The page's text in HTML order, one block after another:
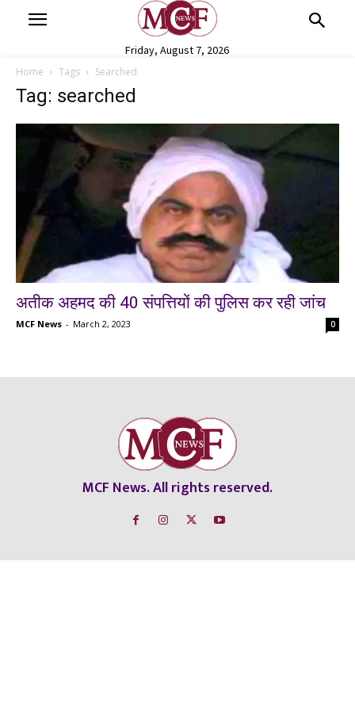
Friday, August 7, 2026
Home Tags Searched
Tag: searched
अतीक अहमद की 40 संपत्तियों की पुलिस कर रही जांच
MCF News - March 2, 2023 0
MCF News. All rights reserved.